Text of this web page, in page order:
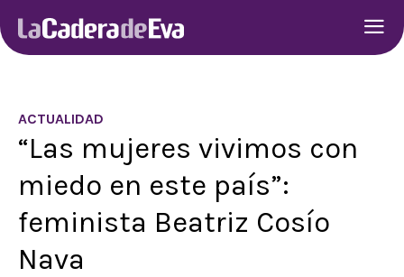
ACTUALIDAD
“Las mujeres vivimos con
miedo en este país”:
feminista Beatriz Cosío
Nava